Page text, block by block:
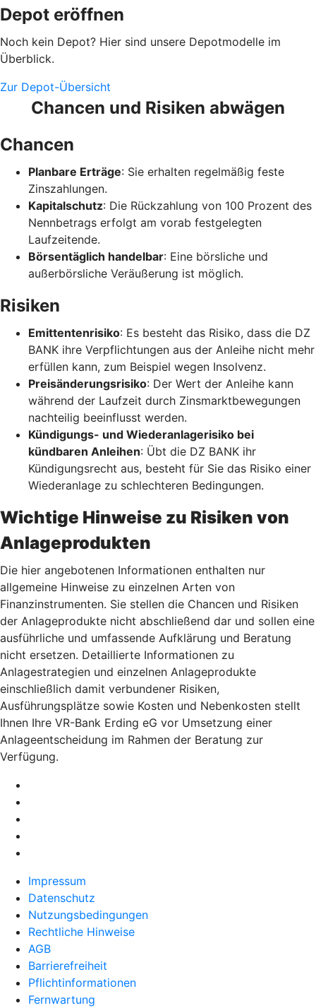
Depot eröffnen
Noch kein Depot? Hier sind unsere Depotmodelle im
Überblick.
Zur Depot-Übersicht
Chancen und Risiken abwägen
Chancen
Planbare Erträge: Sie erhalten regelmäßig feste
Zinszahlungen.
Kapitalschutz: Die Rückzahlung von 100 Prozent des
Nennbetrags erfolgt am vorab festgelegten
Laufzeitende.
Börsentäglich handelbar: Eine börsliche und
außerbörsliche Veräußerung ist möglich.
Risiken
Emittentenrisiko: Es besteht das Risiko, dass die DZ
BANK ihre Verpflichtungen aus der Anleihe nicht mehr
erfüllen kann, zum Beispiel wegen Insolvenz.
Preisänderungsrisiko: Der Wert der Anleihe kann
während der Laufzeit durch Zinsmarktbewegungen
nachteilig beeinflusst werden.
Kündigungs- und Wiederanlagerisiko bei
kündbaren Anleihen: Übt die DZ BANK ihr
Kündigungsrecht aus, besteht für Sie das Risiko einer
Wiederanlage zu schlechteren Bedingungen.
Wichtige Hinweise zu Risiken von
Anlageprodukten
Die hier angebotenen Informationen enthalten nur
allgemeine Hinweise zu einzelnen Arten von
Finanzinstrumenten. Sie stellen die Chancen und Risiken
der Anlageprodukte nicht abschließend dar und sollen eine
ausführliche und umfassende Aufklärung und Beratung
nicht ersetzen. Detaillierte Informationen zu
Anlagestrategien und einzelnen Anlageprodukte
einschließlich damit verbundener Risiken,
Ausführungsplätze sowie Kosten und Nebenkosten stellt
Ihnen Ihre VR-Bank Erding eG vor Umsetzung einer
Anlageentscheidung im Rahmen der Beratung zur
Verfügung.
Impressum
Datenschutz
Nutzungsbedingungen
Rechtliche Hinweise
AGB
Barrierefreiheit
Pflichtinformationen
Fernwartung